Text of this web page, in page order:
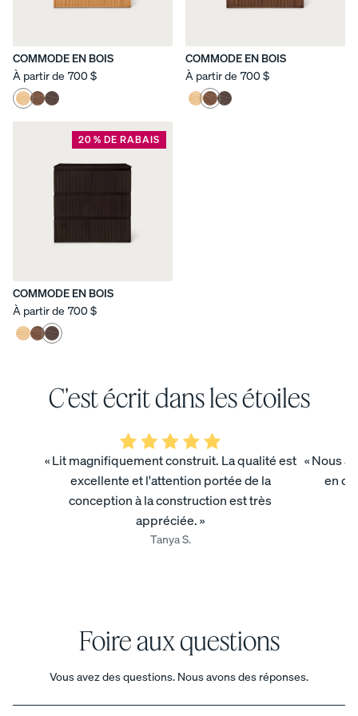
COMMODE EN BOIS
À partir de 700 $
COMMODE EN BOIS
À partir de 700 $
20 % DE RABAIS
COMMODE EN BOIS
À partir de 700 $
C'est écrit dans les étoiles
« Lit magnifiquement construit. La qualité est
excellente et l'attention portée de la
conception à la construction est très
appréciée. »
Tanya S.
« Nous
en
Foire aux questions
Vous avez des questions. Nous avons des réponses.